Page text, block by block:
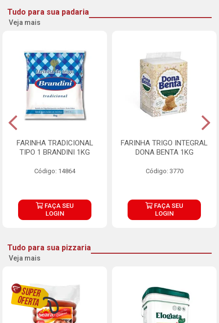
Tudo para sua padaria
Veja mais
FARINHA TRADICIONAL
TIPO 1 BRANDINI 1KG
Código: 14864
FAÇA SEU
LOGIN
FARINHA TRIGO INTEGRAL
DONA BENTA 1KG
Código: 3770
FAÇA SEU
LOGIN
Tudo para sua pizzaria
Veja mais